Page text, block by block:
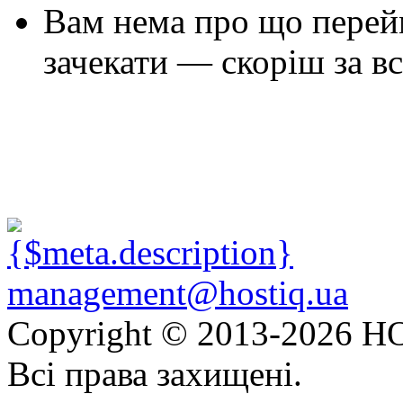
Вам нема про що
зачекати — скоріш за
management@hostiq.ua
Copyright © 2013-2026
Всі права захищені.